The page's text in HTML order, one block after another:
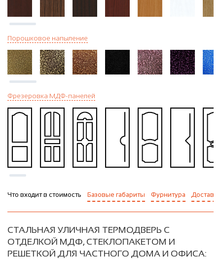
Порошковое напыление
Фрезеровка МДФ-панелей
Что входит в стоимость Базовые габариты Фурнитура Доставка
СТАЛЬНАЯ УЛИЧНАЯ ТЕРМОДВЕРЬ С
ОТДЕЛКОЙ МДФ, СТЕКЛОПАКЕТОМ И
РЕШЕТКОЙ ДЛЯ ЧАСТНОГО ДОМА И ОФИСА: